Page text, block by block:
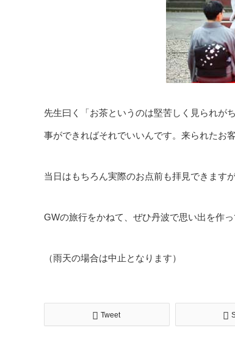
先生曰く「お茶というのは堅苦しく見られが
事ができればそれでいいんです。来られたお
当日はもちろん実際のお点前も拝見できます
GWの旅行をかねて、ぜひ丹波で思い出を作っ
（雨天の場合は中止となります）
Tweet